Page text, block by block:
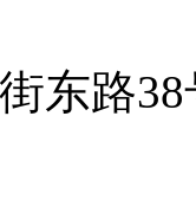
东路